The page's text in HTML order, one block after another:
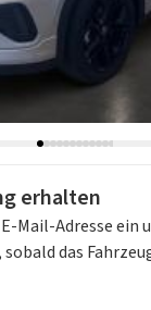
erhalten
Mail-Adresse ein
das